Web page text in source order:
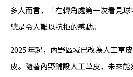
多人而言，「在轉角處第一次看見球
總是令人難以抗拒的感動。
2025 年起，內野區域已改為人工草
皮。隨著內野鋪設人工草皮，未來